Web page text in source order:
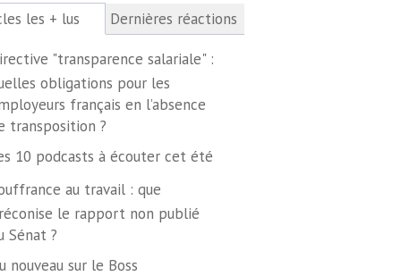
les + lus (onglet
actif)
Dernières réactions
"transparence salariale" :
obligations pour les
français en l’absence
transposition ?
10 podcasts à écouter cet été
au travail : que
le rapport non publié
Sénat ?
nouveau sur le Boss